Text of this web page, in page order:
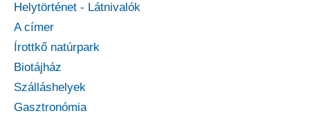
Helytörténet - Látnivalók
A címer
Írottkő natúrpark
Biotájház
Szálláshelyek
Gasztronómia